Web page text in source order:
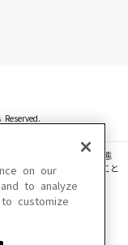
画・音声等を、手段や形態
載、ファイル化などすること
合があります。
あります。
on our
to analyze
customize